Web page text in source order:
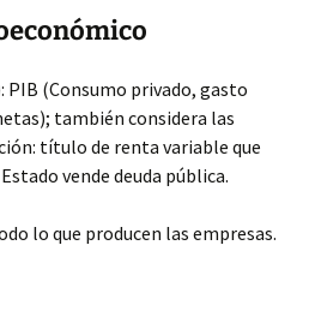
PIB (Consumo privado, gasto
también considera las
título de renta variable que
vende deuda pública.
lo que producen las empresas.